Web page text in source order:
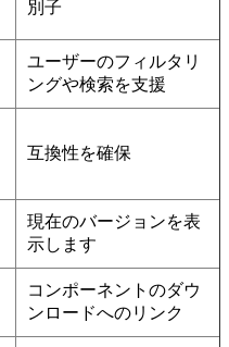
別子
ユーザーのフィルタリ
ングや検索を支援
互換性を確保
現在のバージョンを表
示します
コンポーネントのダウ
ンロードへのリンク